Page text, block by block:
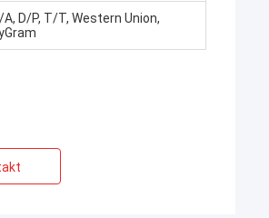
A, D/P, T/T, Western Union,